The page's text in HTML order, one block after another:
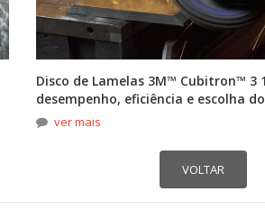
Disco de Lamelas 3M™ Cubitron™ 3
desempenho, eficiência e escolha
ver mais